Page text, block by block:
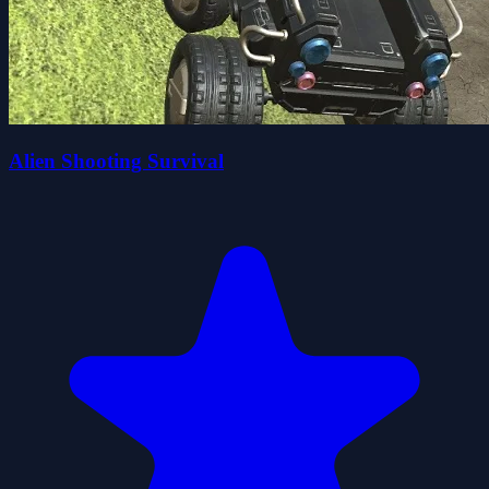
Alien Shooting Survival